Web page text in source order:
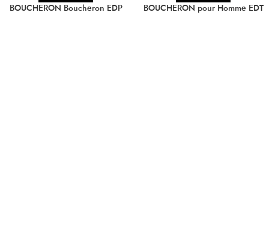
BOUCHERON Boucheron EDP BOUCHERON pour Homme EDT